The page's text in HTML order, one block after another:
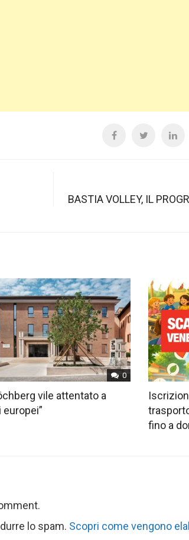
BASTIA VOLLEY, IL
0
vile attentato a
europei”
fino a
lo spam. Scopri come vengono